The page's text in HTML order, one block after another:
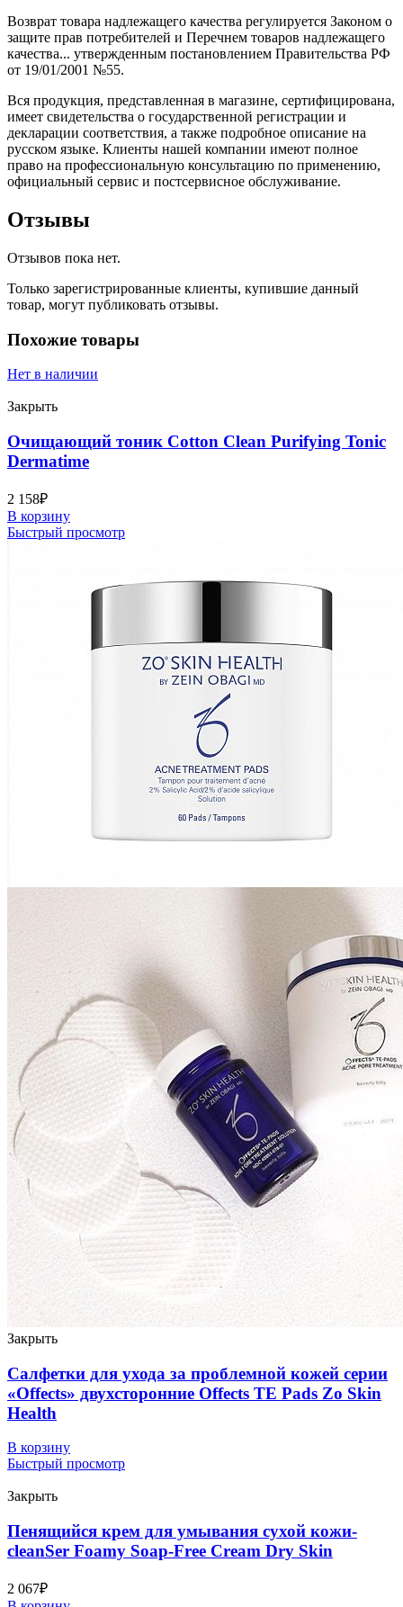
Возврат товара надлежащего качества регулируется Законом о
защите прав потребителей и Перечнем товаров надлежащего
качества... утвержденным постановлением Правительства РФ
от 19/01/2001 №55.
Вся продукция, представленная в магазине, сертифицирована,
имеет свидетельства о государственной регистрации и
декларации соответствия, а также подробное описание на
русском языке. Клиенты нашей компании имеют полное
право на профессиональную консультацию по применению,
официальный сервис и постсервисное обслуживание.
Отзывы
Отзывов пока нет.
Только зарегистрированные клиенты, купившие данный
товар, могут публиковать отзывы.
Похожие товары
Нет в наличии
Закрыть
Очищающий тоник Cotton Clean Purifying Tonic
Dermatime
2 158₽
В корзину
Быстрый просмотр
Закрыть
Салфетки для ухода за проблемной кожей серии
«Offects» двухсторонние Offects TE Pads Zo Skin
Health
В корзину
Быстрый просмотр
Закрыть
Пенящийся крем для умывания сухой кожи-
cleanSer Foamy Soap-Free Cream Dry Skin
2 067₽